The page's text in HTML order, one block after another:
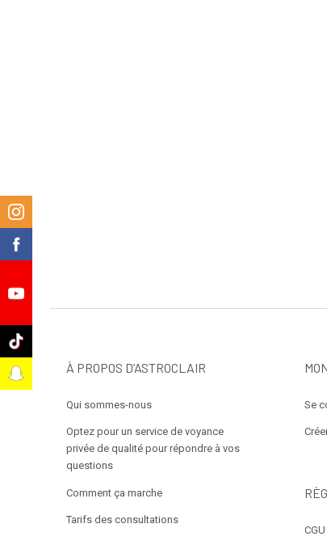
À PROPOS D’ASTROCLAIR
Qui sommes-nous
Optez pour un service de voyance
privée de qualité pour répondre à vos
questions
Comment ça marche
Tarifs des consultations
Se
CGU